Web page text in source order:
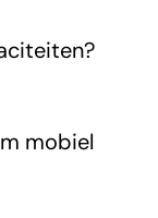
mobiel